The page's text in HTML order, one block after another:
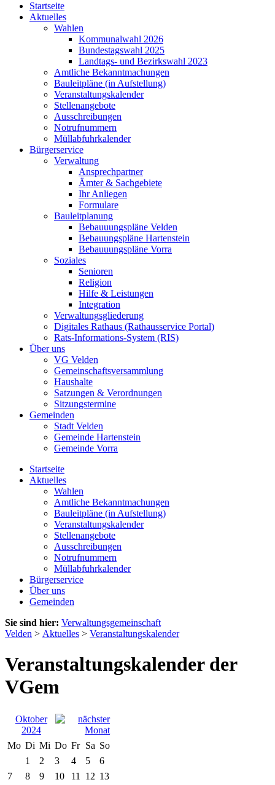
Startseite
Aktuelles
Wahlen
Kommunalwahl 2026
Bundestagswahl 2025
Landtags- und Bezirkswahl 2023
Amtliche Bekanntmachungen
Bauleitpläne (in Aufstellung)
Veranstaltungskalender
Stellenangebote
Ausschreibungen
Notrufnummern
Müllabfuhrkalender
Bürgerservice
Verwaltung
Ansprechpartner
Ämter & Sachgebiete
Ihr Anliegen
Formulare
Bauleitplanung
Bebauuungspläne Velden
Bebauungspläne Hartenstein
Bebauuungspläne Vorra
Soziales
Senioren
Religion
Hilfe & Leistungen
Integration
Verwaltungsgliederung
Digitales Rathaus (Rathausservice Portal)
Rats-Informations-System (RIS)
Über uns
VG Velden
Gemeinschaftsversammlung
Haushalte
Satzungen & Verordnungen
Sitzungstermine
Gemeinden
Stadt Velden
Gemeinde Hartenstein
Gemeinde Vorra
Startseite
Aktuelles
Wahlen
Amtliche Bekanntmachungen
Bauleitpläne (in Aufstellung)
Veranstaltungskalender
Stellenangebote
Ausschreibungen
Notrufnummern
Müllabfuhrkalender
Bürgerservice
Über uns
Gemeinden
Sie sind hier: Verwaltungsgemeinschaft
Velden > Aktuelles > Veranstaltungskalender
Veranstaltungskalender der
VGem
Oktober
2024
Mo Di Mi Do Fr Sa So
1
2 3 4 5
6
7
8 9 10 11 12 13